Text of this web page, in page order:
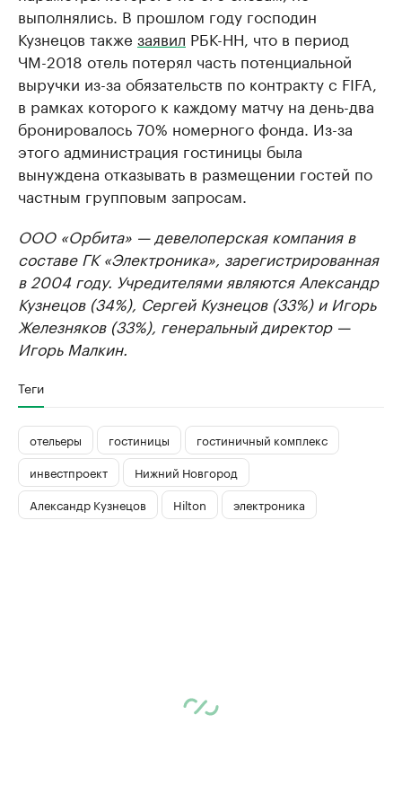
выполнялись. В прошлом году господин
Кузнецов также заявил РБК-НН, что в период
ЧМ-2018 отель потерял часть потенциальной
выручки из-за обязательств по контракту с FIFA,
в рамках которого к каждому матчу на день-два
бронировалось 70% номерного фонда. Из-за
этого администрация гостиницы была
вынуждена отказывать в размещении гостей по
частным групповым запросам.
ООО «Орбита» — девелоперская компания в
составе ГК «Электроника», зарегистрированная
в 2004 году. Учредителями являются Александр
Кузнецов (34%), Сергей Кузнецов (33%) и Игорь
Железняков (33%), генеральный директор —
Игорь Малкин.
Теги
отельеры гостиницы
гостиничный комплекс
инвестпроект
Нижний Новгород
Александр Кузнецов
Hilton электроника